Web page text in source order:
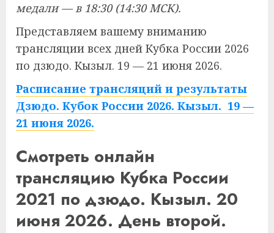
медали — в 18:30 (14:30 МСК).
Представляем вашему вниманию
трансляции всех дней Кубка России 2026
по дзюдо. Кызыл. 19 — 21 июня 2026.
Расписание трансляций и результаты
Дзюдо. Кубок России 2026. Кызыл. 19 —
21 июня 2026.
Смотреть онлайн
трансляцию Кубка России
2021 по дзюдо. Кызыл. 20
июня 2026. День второй.